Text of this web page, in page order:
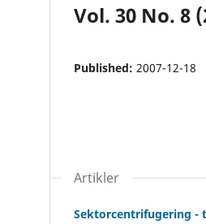
Vol. 30 No. 8
Published: 2007-12-18
Artikler
Sektorcentrifugering -